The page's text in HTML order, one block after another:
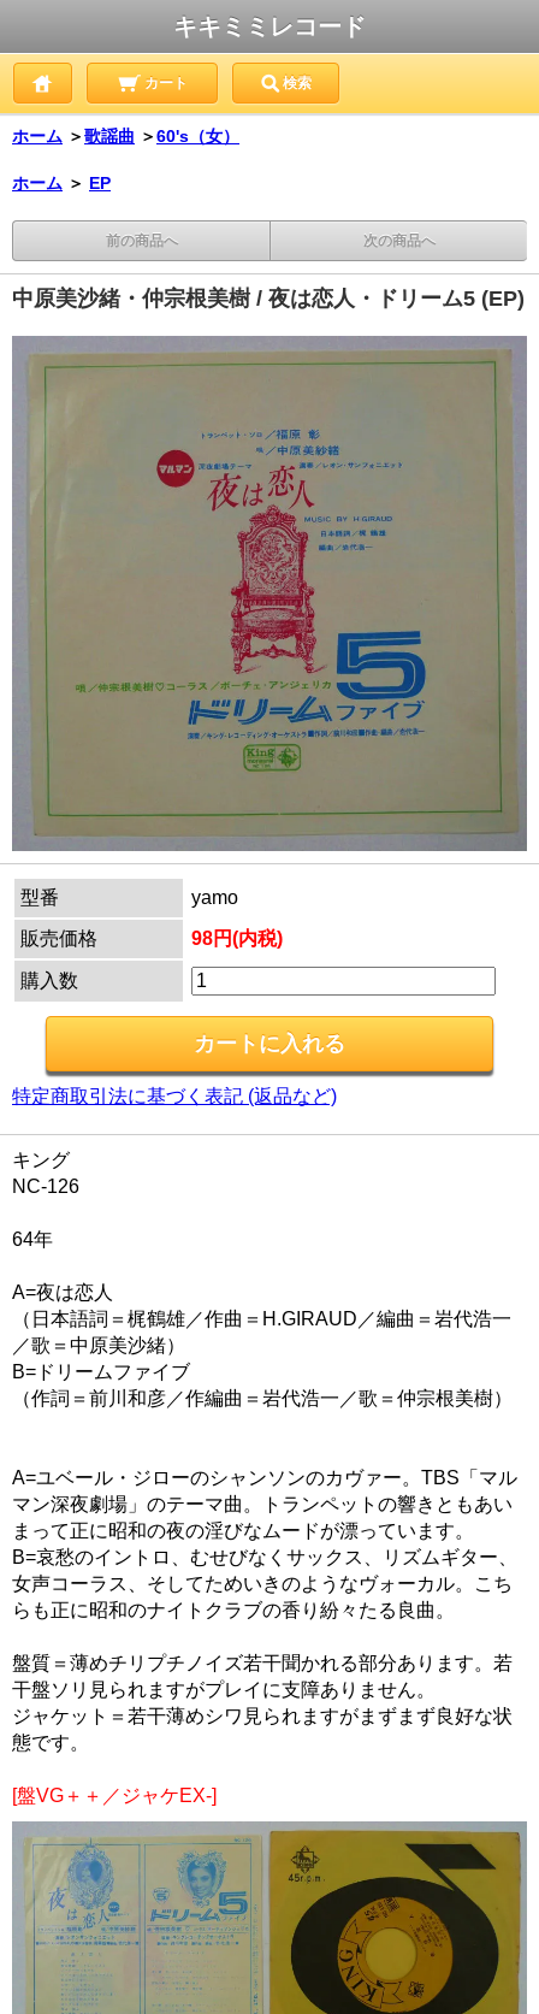
キキミミレコード
カート 検索
ホーム ＞歌謡曲 ＞60's（女）
ホーム ＞ EP
前の商品へ 次の商品へ
中原美沙緒・仲宗根美樹 / 夜は恋人・ドリーム5 (EP)
型番
yamo
販売価格
98円(内税)
購入数
特定商取引法に基づく表記 (返品など)
キング
NC-126
64年
A=夜は恋人
（日本語詞＝梶鶴雄／作曲＝H.GIRAUD／編曲＝岩代浩一
／歌＝中原美沙緒）
B=ドリームファイブ
（作詞＝前川和彦／作編曲＝岩代浩一／歌＝仲宗根美樹）
A=ユベール・ジローのシャンソンのカヴァー。TBS「マル
マン深夜劇場」のテーマ曲。トランペットの響きともあい
まって正に昭和の夜の淫びなムードが漂っています。
B=哀愁のイントロ、むせびなくサックス、リズムギター、
女声コーラス、そしてためいきのようなヴォーカル。こち
らも正に昭和のナイトクラブの香り紛々たる良曲。
盤質＝薄めチリプチノイズ若干聞かれる部分あります。若
干盤ソリ見られますがプレイに支障ありません。
ジャケット＝若干薄めシワ見られますがまずまず良好な状
態です。
[盤VG＋＋／ジャケEX-]